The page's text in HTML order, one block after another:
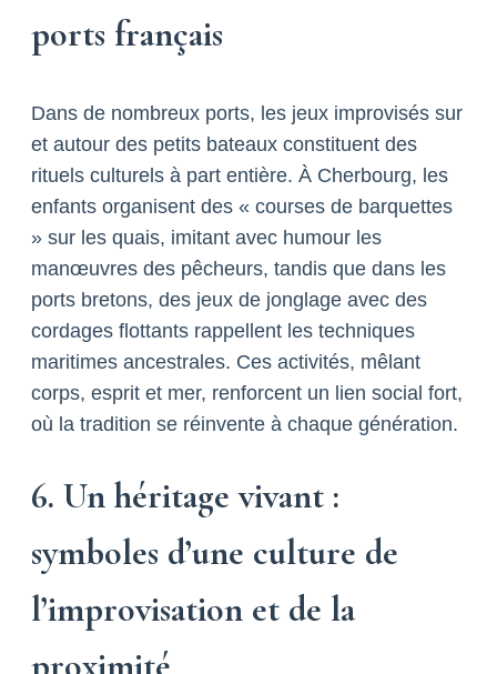
ports français
Dans de nombreux ports, les jeux improvisés sur
et autour des petits bateaux constituent des
rituels culturels à part entière. À Cherbourg, les
enfants organisent des « courses de barquettes
» sur les quais, imitant avec humour les
manœuvres des pêcheurs, tandis que dans les
ports bretons, des jeux de jonglage avec des
cordages flottants rappellent les techniques
maritimes ancestrales. Ces activités, mêlant
corps, esprit et mer, renforcent un lien social fort,
où la tradition se réinvente à chaque génération.
6. Un héritage vivant :
symboles d’une culture de
l’improvisation et de la